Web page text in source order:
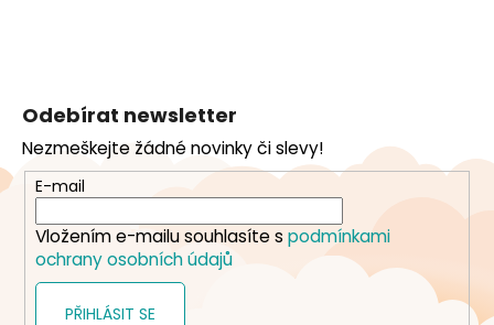
a
t
Odebírat newsletter
Nezmeškejte žádné novinky či slevy!
E-mail
Vložením e-mailu souhlasíte s podmínkami
ochrany osobních údajů
PŘIHLÁSIT SE